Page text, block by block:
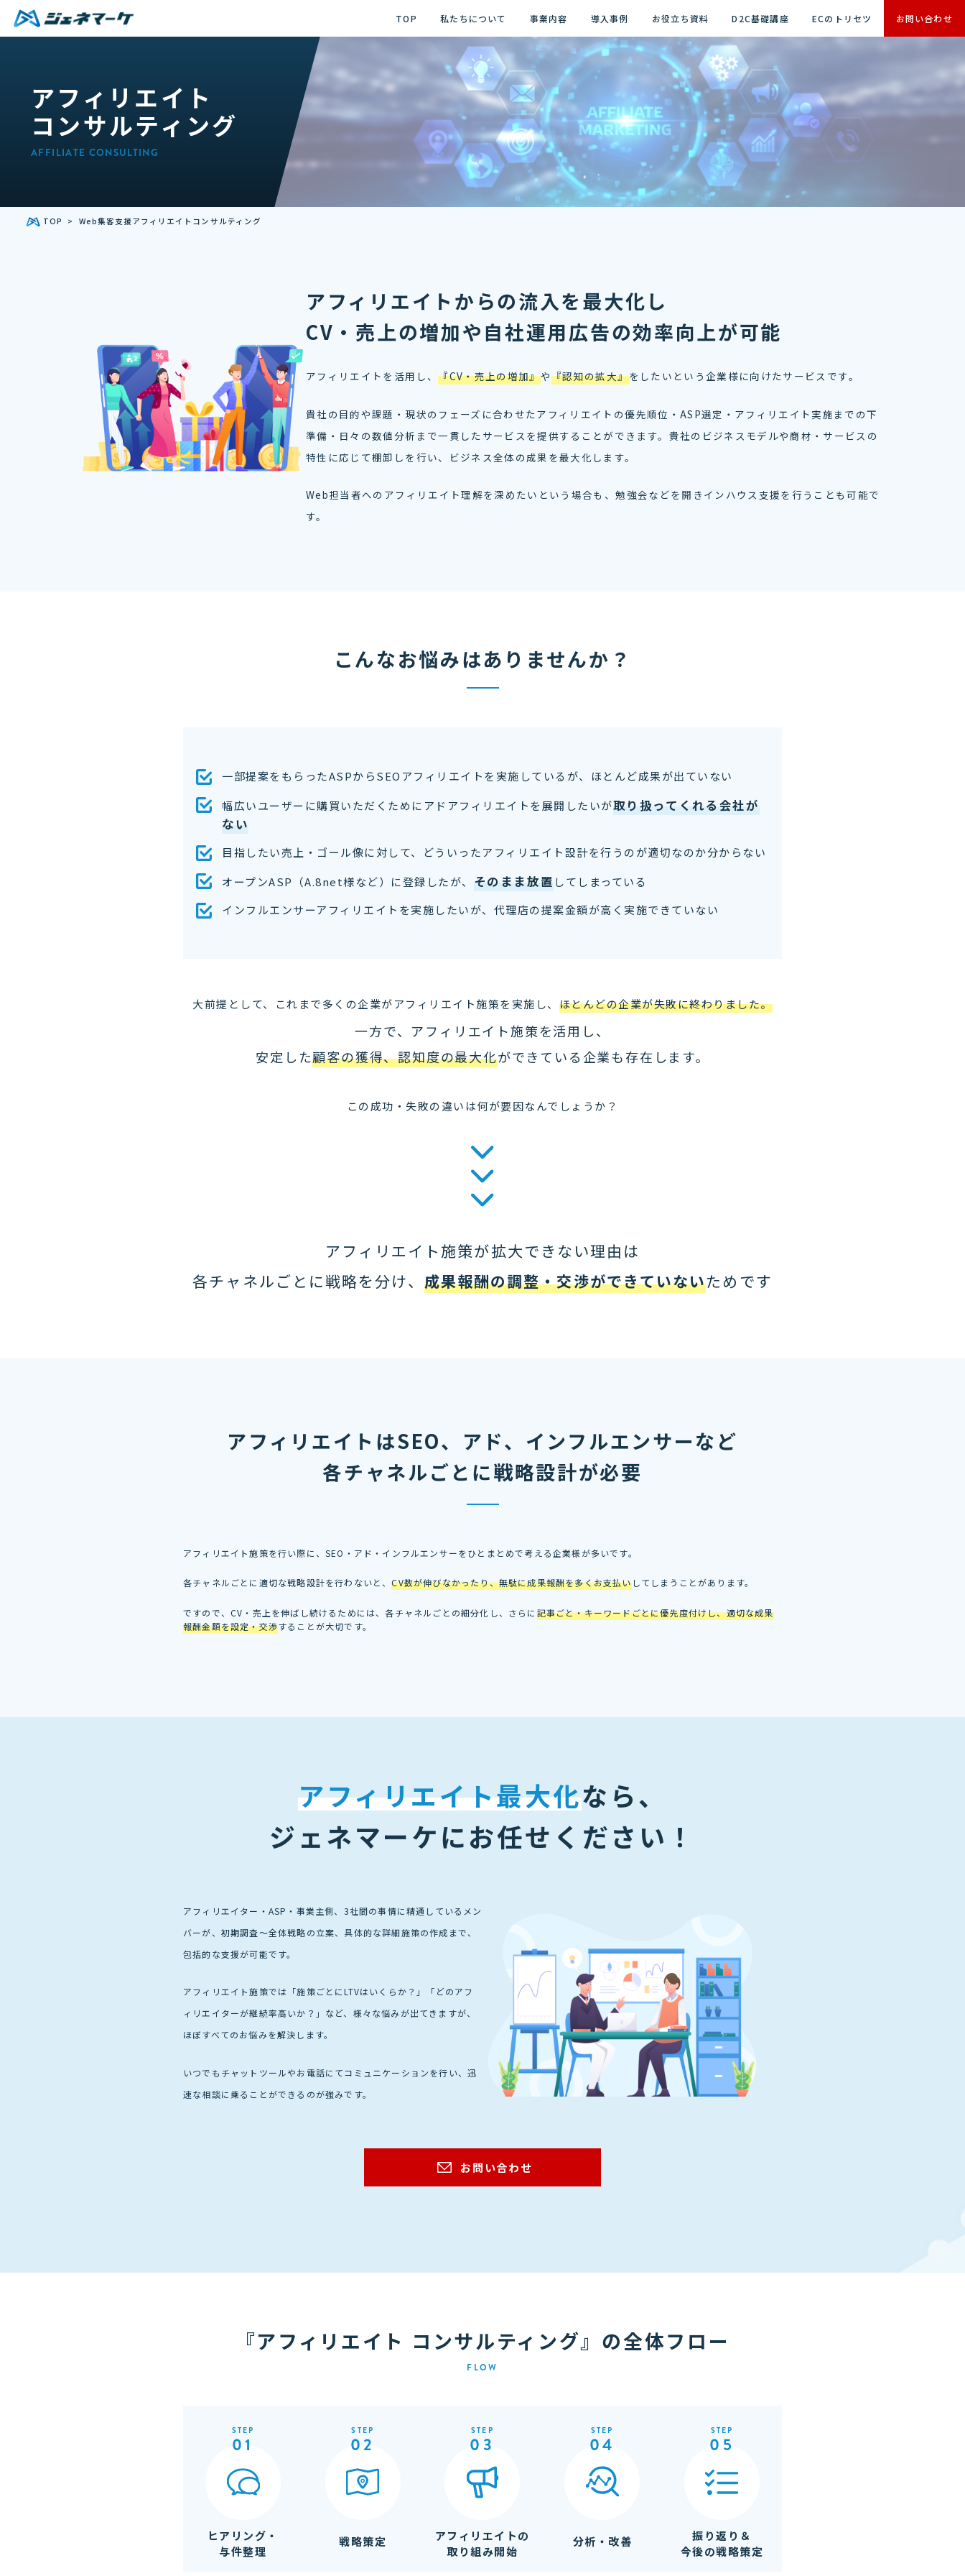
TOP 私たちについて 事業内容 導入事例 お役立ち資料 D2C基礎講座 ECのトリセツ お問い合わせ
アフィリエイト
コンサルティング
AFFILIATE CONSULTING
TOP Web集客支援アフィリエイトコンサルティング
アフィリエイトからの流入を最大化し
CV・売上の増加や自社運用広告の効率向上が可能
アフィリエイトを活用し、『CV・売上の増加』や『認知の拡大』をしたいという企業様に向けたサービスです。
貴社の目的や課題・現状のフェーズに合わせたアフィリエイトの優先順位・ASP選定・アフィリエイト実施までの下
準備・日々の数値分析まで一貫したサービスを提供することができます。貴社のビジネスモデルや商材・サービスの
特性に応じて棚卸しを行い、ビジネス全体の成果を最大化します。
Web担当者へのアフィリエイト理解を深めたいという場合も、勉強会などを開きインハウス支援を行うことも可能で
す。
こんなお悩みはありませんか？
一部提案をもらったASPからSEOアフィリエイトを実施しているが、ほとんど成果が出ていない
幅広いユーザーに購買いただくためにアドアフィリエイトを展開したいが取り扱ってくれる会社が
ない
目指したい売上・ゴール像に対して、どういったアフィリエイト設計を行うのが適切なのか分からない
オープンASP（A.8net様など）に登録したが、
そのまま放置 してしまっている
インフルエンサーアフィリエイトを実施したいが、代理店の提案金額が高く実施できていない
大前提として、これまで多くの企業がアフィリエイト施策を実施し、 ほとんどの企業が失敗に終わりました。
一方で、アフィリエイト施策を活用し、
安定した顧客の獲得、認知度の最大化ができている企業も存在します。
この成功・失敗の違いは何が要因なんでしょうか？
アフィリエイト施策が拡大できない理由は
各チャネルごとに戦略を分け、 成果報酬の調整・交渉ができていないためです
アフィリエイトはSEO、アド、インフルエンサーなど
各チャネルごとに戦略設計が必要
アフィリエイト施策を行い際に、SEO・アド・インフルエンサーをひとまとめで考える企業様が多いです。
各チャネルごとに適切な戦略設計を行わないと、CV数が伸びなかったり、無駄に成果報酬を多くお支払いしてしまうことがあります。
ですので、CV・売上を伸ばし続けるためには、各チャネルごとの細分化し、さらに 記事ごと・キーワードごとに優先度付けし、適切な成果
報酬金額を設定・交渉することが大切です。
アフィリエイト最大化なら、
ジェネマーケにお任せください！
アフィリエイター・ASP・事業主側、3社間の事情に精通しているメン
バーが、初期調査～全体戦略の立案、具体的な詳細施策の作成まで、
包括的な支援が可能です。
アフィリエイト施策では「施策ごとにLTVはいくらか？」「どのアフ
ィリエイターが継続率高いか？」など、様々な悩みが出てきますが、
ほぼすべてのお悩みを解決します。
いつでもチャットツールやお電話にてコミュニケーションを行い、迅
速な相談に乗ることができるのが強みです。
お問い合わせ
『アフィリエイト コンサルティング』の全体フロー
FLOW
STEP
01
ヒアリング・
与件整理
STEP
02
戦略策定
STEP
03
アフィリエイトの
取り組み開始
STEP
04
分析・改善
STEP
05
振り返り＆
今後の戦略策定